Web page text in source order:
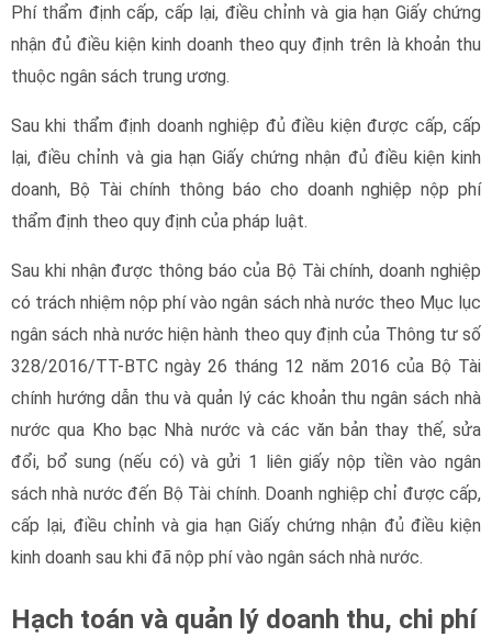
Phí thẩm định cấp, cấp lại, điều chỉnh và gia hạn Giấy chứng
nhận đủ điều kiện kinh doanh theo quy định trên là khoản thu
thuộc ngân sách trung ương.
Sau khi thẩm định doanh nghiệp đủ điều kiện được cấp, cấp
lại, điều chỉnh và gia hạn Giấy chứng nhận đủ điều kiện kinh
doanh, Bộ Tài chính thông báo cho doanh nghiệp nộp phí
thẩm định theo quy định của pháp luật.
Sau khi nhận được thông báo của Bộ Tài chính, doanh nghiệp
có trách nhiệm nộp phí vào ngân sách nhà nước theo Mục lục
ngân sách nhà nước hiện hành theo quy định của Thông tư số
328/2016/TT-BTC ngày 26 tháng 12 năm 2016 của Bộ Tài
chính hướng dẫn thu và quản lý các khoản thu ngân sách nhà
nước qua Kho bạc Nhà nước và các văn bản thay thế, sửa
đổi, bổ sung (nếu có) và gửi 1 liên giấy nộp tiền vào ngân
sách nhà nước đến Bộ Tài chính. Doanh nghiệp chỉ được cấp,
cấp lại, điều chỉnh và gia hạn Giấy chứng nhận đủ điều kiện
kinh doanh sau khi đã nộp phí vào ngân sách nhà nước.
Hạch toán và quản lý doanh thu, chi phí